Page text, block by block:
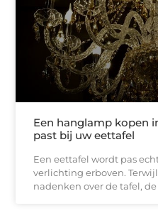
Een hanglamp kopen
past bij uw eettafel
Een eettafel wordt pas
verlichting erboven.
nadenken over de tafel,